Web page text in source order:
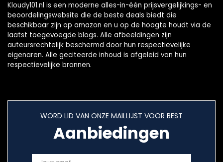
Kloudy101.nl is een moderne alles-in-één prijsvergelijkings- en
beoordelingswebsite die de beste deals biedt die
beschikbaar zijn op amazon en u op de hoogte houdt via de
laatst toegevoegde blogs. Alle afbeeldingen zijn
auteursrechtelijk beschermd door hun respectievelijke
eigenaren. Alle geciteerde inhoud is afgeleid van hun
respectievelijke bronnen.
WORD LID VAN ONZE MAILLIJST VOOR BEST
Aanbiedingen